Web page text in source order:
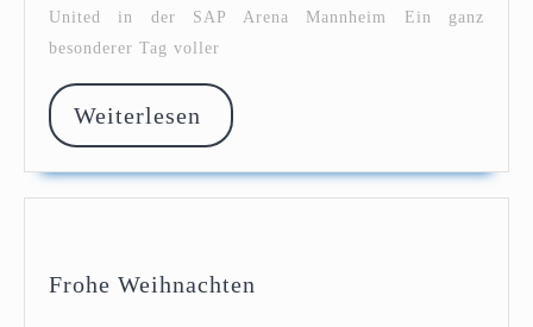
United in der SAP Arena Mannheim Ein ganz
besonderer Tag voller
Weiterlesen Weiterlesen
Frohe Weihnachten